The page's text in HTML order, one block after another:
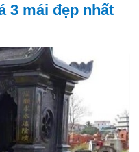
3 mái đẹp nhất